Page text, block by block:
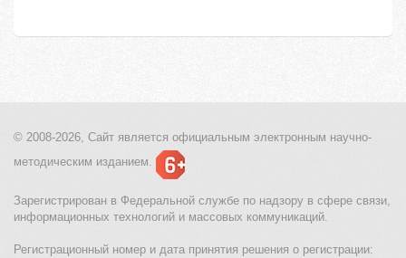
© 2008-2026, Сайт является официальным электронным научно-
методическим изданием.
Зарегистрирован в Федеральной службе по надзору в сфере связи,
информационных технологий и массовых коммуникаций.
Регистрационный номер и дата принятия решения о регистрации: